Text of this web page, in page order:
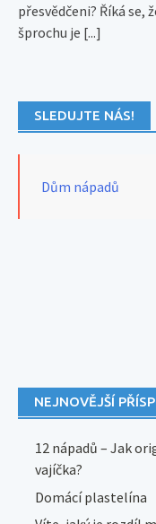
přesvědčeni? Říká se,
šprochu je [...]
SLEDUJTE NÁS!
Dům nápadů
NEJNOVĚJŠÍ
12 nápadů – Jak
vajíčka?
Domácí plastelína